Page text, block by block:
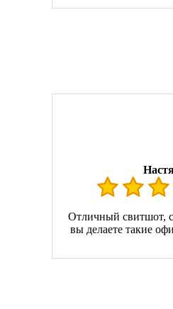
Отличный свитшот,
вы делаете такие